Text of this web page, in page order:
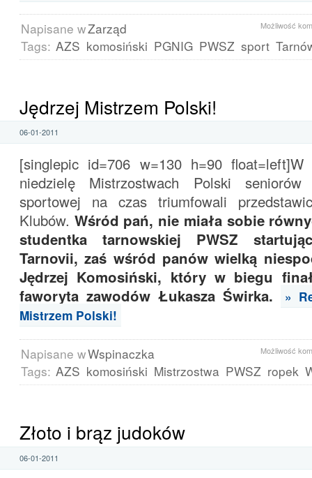
Możliwość
Napisane wZarząd
Tags: AZS komosiński PGNIG PWSZ sport
Jędrzej Mistrzem Polski!
06-01-2011
[singlepic id=706 w=130 h=90 float=left]W
niedzielę Mistrzostwach Polski
sportowej na czas triumfowali
Klubów. Wśród pań, nie miała sobie
studentka tarnowskiej PWSZ
Tarnovii, zaś wśród panów wielką
Jędrzej Komosiński, który w biegu
faworyta zawodów Łukasza Świrka.
»
Mistrzem Polski!
Możliwość
Napisane wWspinaczka
Tags: AZS komosiński Mistrzostwa PWSZ ropek
Złoto i brąz judoków
06-01-2011